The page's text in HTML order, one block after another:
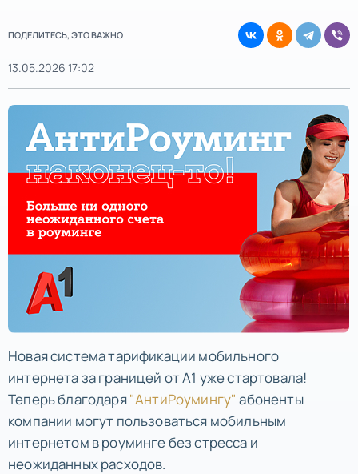
ПОДЕЛИТЕСЬ, ЭТО ВАЖНО
13.05.2026 17:02
Новая система тарификации мобильного
интернета за границей от А1 уже стартовала!
Теперь благодаря"АнтиРоумингу" абоненты
компании могут пользоваться мобильным
интернетом в роуминге без стресса и
неожиданных расходов.